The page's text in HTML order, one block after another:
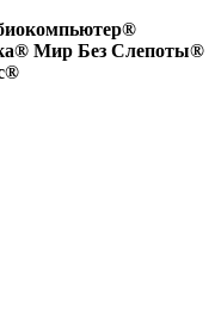
Мир Без Слепоты®